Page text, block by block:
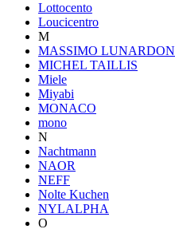
Lottocento
Loucicentro
M
MASSIMO LUNARDON
MICHEL TAILLIS
Miele
Miyabi
MONACO
mono
N
Nachtmann
NAOR
NEFF
Nolte Kuchen
NYLALPHA
O